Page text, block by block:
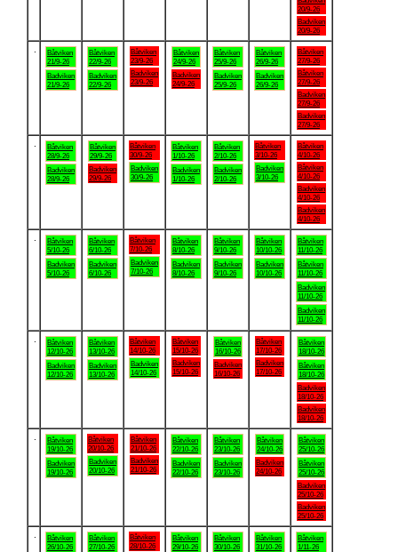
20/9-26
Badviken
20/9-26
Båtviken
21/9-26
Badviken
21/9-26
Båtviken
22/9-26
Badviken
22/9-26
Båtviken
23/9-26
Badviken
23/9-26
Båtviken
24/9-26
Badviken
24/9-26
Båtviken
25/9-26
Badviken
25/9-26
Båtviken
26/9-26
Badviken
26/9-26
Båtviken
27/9-26
Båtviken
27/9-26
Badviken
27/9-26
Badviken
27/9-26
Båtviken
28/9-26
Badviken
28/9-26
Båtviken
29/9-26
Badviken
29/9-26
Båtviken
30/9-26
Badviken
30/9-26
Båtviken
1/10-26
Badviken
1/10-26
Båtviken
2/10-26
Badviken
2/10-26
Båtviken
3/10-26
Badviken
3/10-26
Båtviken
4/10-26
Båtviken
4/10-26
Badviken
4/10-26
Badviken
4/10-26
Båtviken
5/10-26
Badviken
5/10-26
Båtviken
6/10-26
Badviken
6/10-26
Båtviken
7/10-26
Badviken
7/10-26
Båtviken
8/10-26
Badviken
8/10-26
Båtviken
9/10-26
Badviken
9/10-26
Båtviken
10/10-26
Badviken
10/10-26
Båtviken
11/10-26
Båtviken
11/10-26
Badviken
11/10-26
Badviken
11/10-26
Båtviken
12/10-26
Badviken
12/10-26
Båtviken
13/10-26
Badviken
13/10-26
Båtviken
14/10-26
Badviken
14/10-26
Båtviken
15/10-26
Badviken
15/10-26
Båtviken
16/10-26
Badviken
16/10-26
Båtviken
17/10-26
Badviken
17/10-26
Båtviken
18/10-26
Båtviken
18/10-26
Badviken
18/10-26
Badviken
18/10-26
Båtviken
19/10-26
Badviken
19/10-26
Båtviken
20/10-26
Badviken
20/10-26
Båtviken
21/10-26
Badviken
21/10-26
Båtviken
22/10-26
Badviken
22/10-26
Båtviken
23/10-26
Badviken
23/10-26
Båtviken
24/10-26
Badviken
24/10-26
Båtviken
25/10-26
Båtviken
25/10-26
Badviken
25/10-26
Badviken
25/10-26
Båtviken
26/10-26
Båtviken
27/10-26
Båtviken
28/10-26
Båtviken
29/10-26
Båtviken
30/10-26
Båtviken
31/10-26
Båtviken
1/11-26